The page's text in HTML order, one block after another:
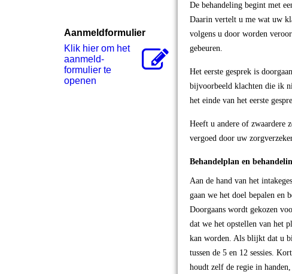
De behandeling begint met
Daarin vertelt u me wat uw
volgens u door worden
gebeuren.
Het eerste gesprek is
bijvoorbeeld klachten die ik
het einde van het eerste
Heeft u andere of zwaardere
vergoed door uw
Behandelplan en
Aan de hand van het
gaan we het doel bepalen en
Doorgaans wordt gekozen
dat we het opstellen van het
kan worden. Als blijkt dat u
tussen de 5 en 12 sessies.
houdt zelf de regie in
Aanmeldformulier
Klik hier om het
aanmeld-
formulier te
openen